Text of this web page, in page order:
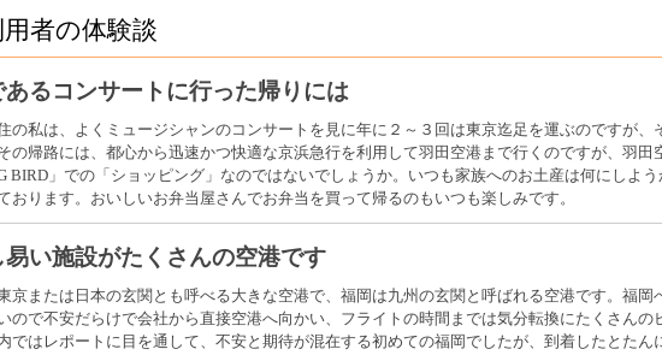
者の体験談
あるコンサートに行った帰りには
の私は、よくミュージシャンのコンサートを見に年に２～３回は東京迄足を運ぶのですが、
の帰路には、都心から迅速かつ快適な京浜急行を利用して羽田空港まで行くのですが、羽
BIRD」での「ショッピング」なのではないでしょうか。いつも家族へのお土産は何にしよ
おります。おいしいお弁当屋さんでお弁当を買って帰るのもいつも楽しみです。
易い施設がたくさんの空港です
京または日本の玄関とも呼べる大きな空港で、福岡は九州の玄関と呼ばれる空港です。福
ので不安だらけで会社から直接空港へ向かい、フライトの時間までは気分転換にたくさんの
ではレポートに目を通して、不安と期待が混在する初めての福岡でしたが、到着したとた